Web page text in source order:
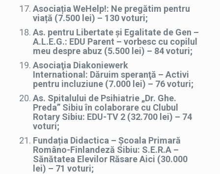
Asociația WeHelp!: Ne pregătim pentru
viață (7.500 lei) – 130 voturi;
As. pentru Libertate și Egalitate de Gen –
A.L.E.G.: EDU Parent – vorbesc cu copilul
meu despre abuz (5.500 lei) – 84 voturi;
Asociaţia Diakoniewerk
International: Dăruim speranţă – Activi
pentru incluziune (7.000 lei) – 76 voturi;
As. Spitalului de Psihiatrie „Dr. Ghe.
Preda” Sibiu în colaborare cu Clubul
Rotary Sibiu: EDU-TV 2 (32.700 lei) – 74
voturi;
Fundația Didactica – Școala Primară
Româno-Finlandeză Sibiu: S.E.R.A –
Sănătatea Elevilor Răsare Aici (30.000
lei) – 71 voturi;